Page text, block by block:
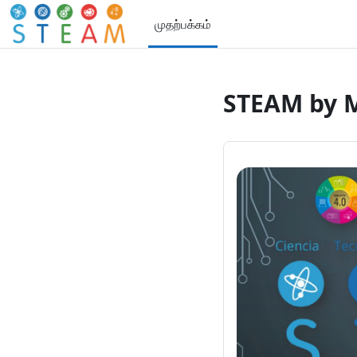
பிரதான உள்ளடக்கத்திற்கு செல்
முதற்பக்கம்
STEAM by